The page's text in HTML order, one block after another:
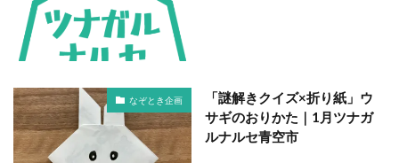
なぞとき企画
「謎解きクイズ×折り紙」ウ
サギのおりかた｜1月ツナガ
ルナルセ青空市